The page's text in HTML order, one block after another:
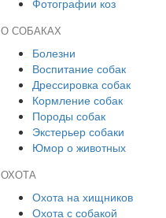
Фотографии коз
О СОБАКАХ
Болезни
Воспитание собак
Дрессировка собак
Кормление собак
Породы собак
Экстерьер собаки
Юмор о животных
ОХОТА
Охота на хищников
Охота с собакой